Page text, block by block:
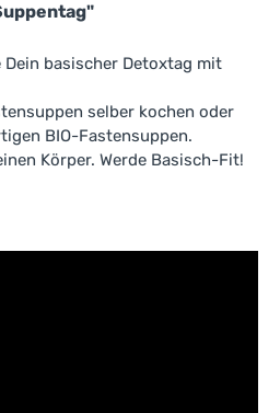
basischer Detoxtag mit
selber kochen oder
BIO-Fastensuppen.
Körper. Werde Basisch-Fit!